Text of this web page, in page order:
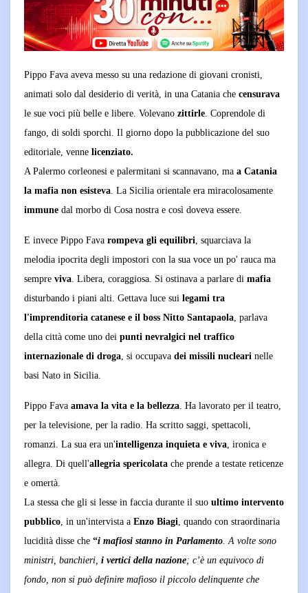
Pippo Fava aveva messo su una redazione di giovani cronisti,
animati solo dal desiderio di verità, in una Catania che censurava
le sue voci più belle e libere. Volevano zittirle. Coprendole di
fango, di soldi sporchi. Il giorno dopo la pubblicazione del suo
editoriale, venne licenziato.
A Palermo corleonesi e palermitani si scannavano, ma a Catania
la mafia non esisteva. La Sicilia orientale era miracolosamente
immune dal morbo di Cosa nostra e così doveva essere.
E invece Pippo Fava rompeva gli equilibri, squarciava la
melodia ipocrita degli impostori con la sua voce un po' rauca ma
sempre viva. Libera, coraggiosa. Si ostinava a parlare di mafia
disturbando i piani alti. Gettava luce sui legami tra
l'imprenditoria catanese e il boss Nitto Santapaola, parlava
della città come uno dei punti nevralgici nel traffico
internazionale di droga, si occupava dei missili nucleari nelle
basi Nato in Sicilia.
Pippo Fava amava la vita e la bellezza. Ha lavorato per il teatro,
per la televisione, per la radio. Ha scritto saggi, spettacoli,
romanzi. La sua era un'intelligenza inquieta e viva, ironica e
allegra. Di quell'allegria spericolata che prende a testate reticenze
e omertà.
La stessa che gli si lesse in faccia durante il suo ultimo intervento
pubblico, in un'intervista a Enzo Biagi, quando con straordinaria
lucidità disse che “i mafiosi stanno in Parlamento. A volte sono
ministri, banchieri, i vertici della nazione; c’è un equivoco di
fondo, non si può definire mafioso il piccolo delinquente che